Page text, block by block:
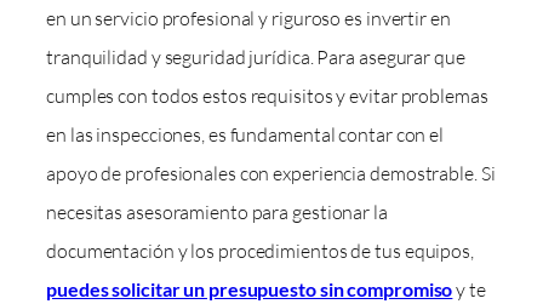
en un servicio profesional y riguroso es invertir en
tranquilidad y seguridad jurídica. Para asegurar que
cumples con todos estos requisitos y evitar problemas
en las inspecciones, es fundamental contar con el
apoyo de profesionales con experiencia demostrable. Si
necesitas asesoramiento para gestionar la
documentación y los procedimientos de tus equipos,
puedes solicitar un presupuesto sin compromisoy te